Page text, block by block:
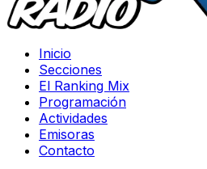
Inicio
Secciones
El Ranking Mix
Programación
Actividades
Emisoras
Contacto